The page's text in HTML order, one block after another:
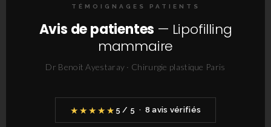
TÉMOIGNAGES PATIENTS
Avis de patientes — Lipofilling
mammaire
Dr Benoit Ayestaray · Chirurgie plastique Paris
★★★★★ 5 / 5 · 8 avis vérifiés